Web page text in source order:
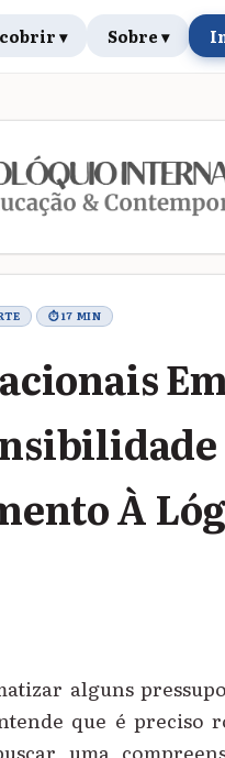
▾ Sobre ▾
⏱ 17 MIN
À
alguns
que é preciso
uma